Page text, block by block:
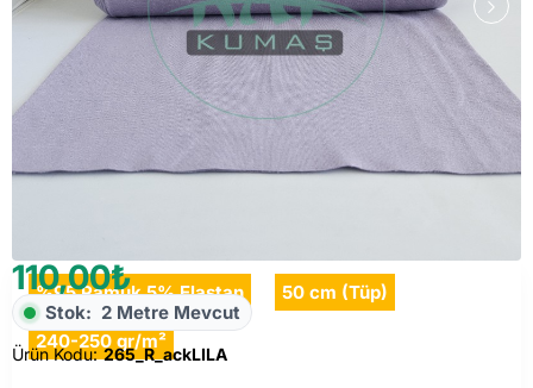
%95 Pamuk 5% Elastan 50 cm (Tüp)
240-250 gr/m²
110,00₺
Stok: 2 Metre Mevcut
Ürün Kodu: 265_R_ackLILA